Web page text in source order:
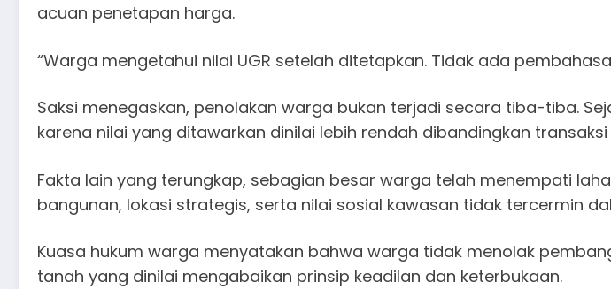
acuan penetapan harga.
“Warga mengetahui nilai UGR setelah ditetapkan. Tidak ada
Saksi menegaskan, penolakan warga bukan terjadi secara tiba-tiba.
karena nilai yang ditawarkan dinilai lebih rendah dibandingkan
Fakta lain yang terungkap, sebagian besar warga telah menempati
bangunan, lokasi strategis, serta nilai sosial kawasan tidak tercermin
Kuasa hukum warga menyatakan bahwa warga tidak menolak
tanah yang dinilai mengabaikan prinsip keadilan dan keterbukaan.